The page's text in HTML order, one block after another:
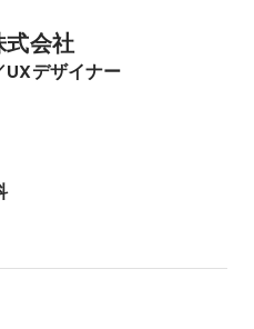
式会社
デザイナー